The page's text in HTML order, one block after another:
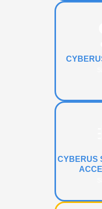
CYBERUS